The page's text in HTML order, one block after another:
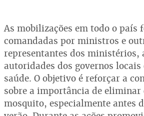
As mobilizações em todo o país
comandadas por ministros e
representantes dos ministérios,
autoridades dos governos locais
saúde. O objetivo é reforçar a
sobre a importância de eliminar
mosquito, especialmente antes